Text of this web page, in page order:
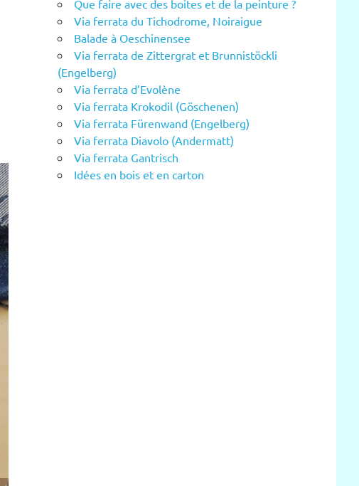
Que faire avec des boites et de la peinture ?
Via ferrata du Tichodrome, Noiraigue
Balade à Oeschinensee
Via ferrata de Zittergrat et Brunnistöckli
(Engelberg)
Via ferrata d’Evolène
Via ferrata Krokodil (Göschenen)
Via ferrata Fürenwand (Engelberg)
Via ferrata Diavolo (Andermatt)
Via ferrata Gantrisch
Idées en bois et en carton